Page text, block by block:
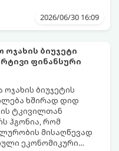
კი არ აცარიელებს,
ხარჯებს“ უწოდებენ
იპარავენ თქვენს
სოლიდურ თანხად
გავრცელებულ
კონტროლიც
2026/06/30 16:09
ბიუჯეტი
ფინანსური
ბიუჯეტის
ხშირად დიდ
ტკივილთან
ჰგონია, რომ
მისაღწევად
ეკონომიკური